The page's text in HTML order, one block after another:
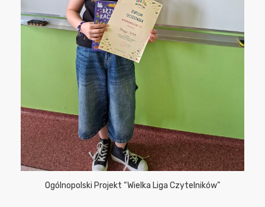
Ogólnopolski Projekt “Wielka Liga Czytelników”